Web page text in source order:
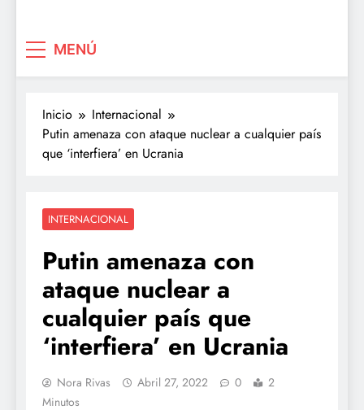
MENÚ
Inicio
Internacional
Putin amenaza con ataque nuclear a cualquier país
que ‘interfiera’ en Ucrania
INTERNACIONAL
Putin amenaza con
ataque nuclear a
cualquier país que
‘interfiera’ en Ucrania
Nora Rivas Abril 27, 2022 0
2
Minutos